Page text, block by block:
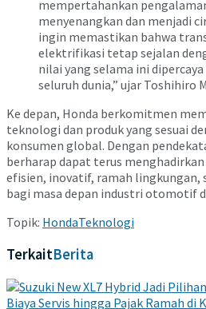
mempertahankan
menyenangkan dan menjadi
ingin memastikan bahwa
elektrifikasi tetap sejalan
nilai yang selama ini
seluruh dunia,” ujar Toshihiro
Ke depan, Honda berkomitmen
teknologi dan produk yang sesuai
konsumen global. Dengan
berharap dapat terus
efisien, inovatif, ramah lingkungan,
bagi masa depan industri otomotif
Topik: HondaTeknologi
TerkaitBerita